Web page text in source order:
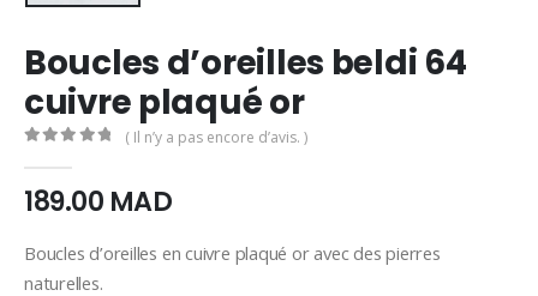
Boucles d’oreilles beldi 64
cuivre plaqué or
( Il n’y a pas encore d’avis. )
189.00 MAD
Boucles d’oreilles en cuivre plaqué or avec des pierres
naturelles.